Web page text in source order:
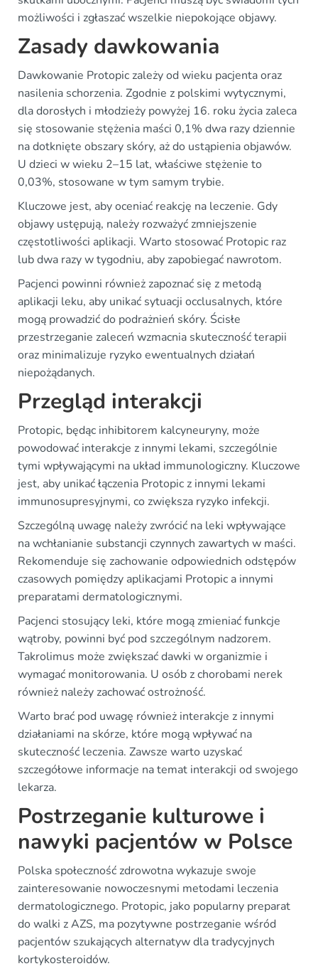
możliwości i zgłaszać wszelkie niepokojące objawy.
Zasady dawkowania
Dawkowanie Protopic zależy od wieku pacjenta oraz
nasilenia schorzenia. Zgodnie z polskimi wytycznymi,
dla dorosłych i młodzieży powyżej 16. roku życia zaleca
się stosowanie stężenia maści 0,1% dwa razy dziennie
na dotknięte obszary skóry, aż do ustąpienia objawów.
U dzieci w wieku 2–15 lat, właściwe stężenie to
0,03%, stosowane w tym samym trybie.
Kluczowe jest, aby oceniać reakcję na leczenie. Gdy
objawy ustępują, należy rozważyć zmniejszenie
częstotliwości aplikacji. Warto stosować Protopic raz
lub dwa razy w tygodniu, aby zapobiegać nawrotom.
Pacjenci powinni również zapoznać się z metodą
aplikacji leku, aby unikać sytuacji occlusalnych, które
mogą prowadzić do podrażnień skóry. Ścisłe
przestrzeganie zaleceń wzmacnia skuteczność terapii
oraz minimalizuje ryzyko ewentualnych działań
niepożądanych.
Przegląd interakcji
Protopic, będąc inhibitorem kalcyneuryny, może
powodować interakcje z innymi lekami, szczególnie
tymi wpływającymi na układ immunologiczny. Kluczowe
jest, aby unikać łączenia Protopic z innymi lekami
immunosupresyjnymi, co zwiększa ryzyko infekcji.
Szczególną uwagę należy zwrócić na leki wpływające
na wchłanianie substancji czynnych zawartych w maści.
Rekomenduje się zachowanie odpowiednich odstępów
czasowych pomiędzy aplikacjami Protopic a innymi
preparatami dermatologicznymi.
Pacjenci stosujący leki, które mogą zmieniać funkcje
wątroby, powinni być pod szczególnym nadzorem.
Takrolimus może zwiększać dawki w organizmie i
wymagać monitorowania. U osób z chorobami nerek
również należy zachować ostrożność.
Warto brać pod uwagę również interakcje z innymi
działaniami na skórze, które mogą wpływać na
skuteczność leczenia. Zawsze warto uzyskać
szczegółowe informacje na temat interakcji od swojego
lekarza.
Postrzeganie kulturowe i
nawyki pacjentów w Polsce
Polska społeczność zdrowotna wykazuje swoje
zainteresowanie nowoczesnymi metodami leczenia
dermatologicznego. Protopic, jako popularny preparat
do walki z AZS, ma pozytywne postrzeganie wśród
pacjentów szukających alternatyw dla tradycyjnych
kortykosteroidów.